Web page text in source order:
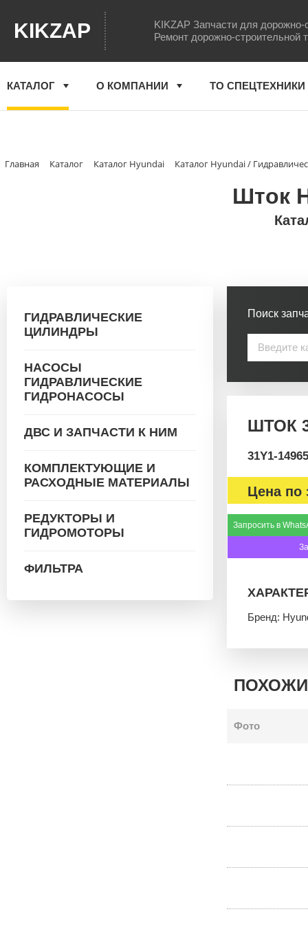
KIKZAP
KIKZAP Запчасти для дорожно-
Ремонт дорожно-строительной
КАТАЛОГ О КОМПАНИИ ТО СПЕЦТЕХНИКИ
Главная Каталог Каталог Hyundai Каталог Hyundai /
Шток
ГИДРАВЛИЧЕСКИЕ
ЦИЛИНДРЫ
НАСОСЫ
ГИДРАВЛИЧЕСКИЕ
ГИДРОНАСОСЫ
ДВС И ЗАПЧАСТИ К НИМ
КОМПЛЕКТУЮЩИЕ И
РАСХОДНЫЕ МАТЕРИАЛЫ
РЕДУКТОРЫ И
ГИДРОМОТОРЫ
ФИЛЬТРА
Поиск
ШТОК
31Y1-14965
Цена по
Запросить в
Бренд:
Фото